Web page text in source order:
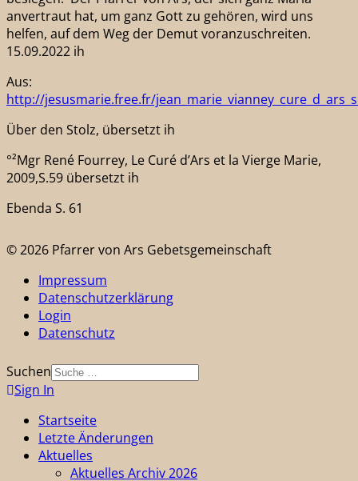
anvertraut hat, um ganz Gott zu gehören, wird uns
helfen, auf dem Weg der Demut voranzuschreiten.
15.09.2022 ih
Aus:
http://jesusmarie.free.fr/
Über den Stolz, übersetzt ih
°²Mgr René Fourrey, Le Curé d’Ars et la Vierge Marie,
2009,S.59 übersetzt ih
Ebenda S. 61
© 2026 Pfarrer von Ars Gebetsgemeinschaft
Impressum
Datenschutzerklärung
Login
Datenschutz
Suchen
Sign In
Startseite
Letzte Änderungen
Aktuelles
Aktuelles Archiv 2026